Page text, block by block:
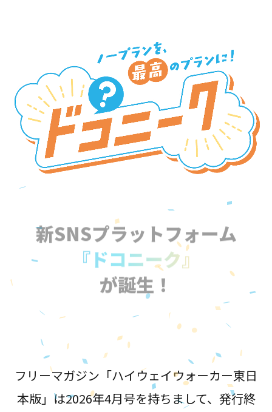
新SNSプラットフォーム
『ドコニーク』
が誕生！
フリーマガジン「ハイウェイウォーカー東日
本版」は2026年4月号を持ちまして、発行終